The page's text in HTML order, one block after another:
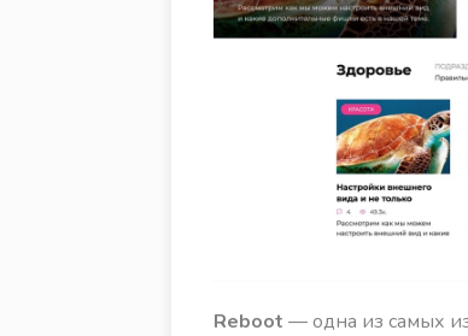
Reboot — одна из самых